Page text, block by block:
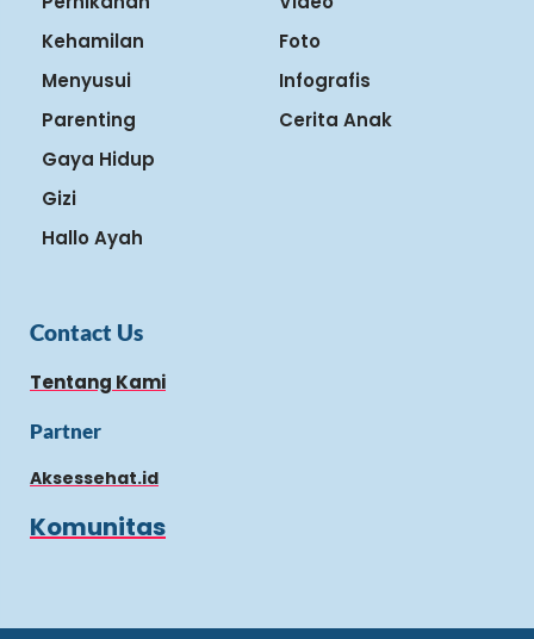
Kehamilan
Menyusui
Parenting
Gaya Hidup
Gizi
Hallo Ayah
Foto
Infografis
Cerita Anak
Contact Us
Tentang Kami
Partner
Aksessehat.id
Komunitas